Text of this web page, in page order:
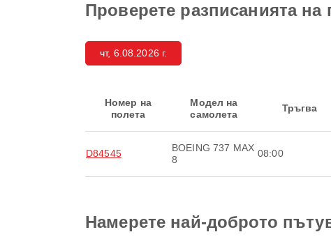
Проверете разписанията
чт, 6.08.2026 г.
Номер на
полета
Модел на
самолета
Тръгва
D84545
BOEING 737 MAX
8
08:00
Намерете най-доброто